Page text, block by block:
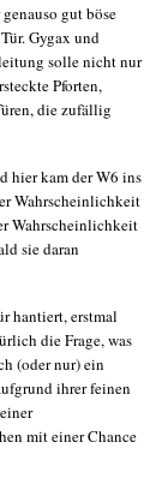
gut böse
Gygax und
solle nicht nur
Pforten,
die zufällig
hier kam der W6 ins
Wahrscheinlichkeit
Wahrscheinlichkeit
sie daran
hantiert, erstmal
die Frage, was
(oder nur) ein
ihrer feinen
mit einer Chance